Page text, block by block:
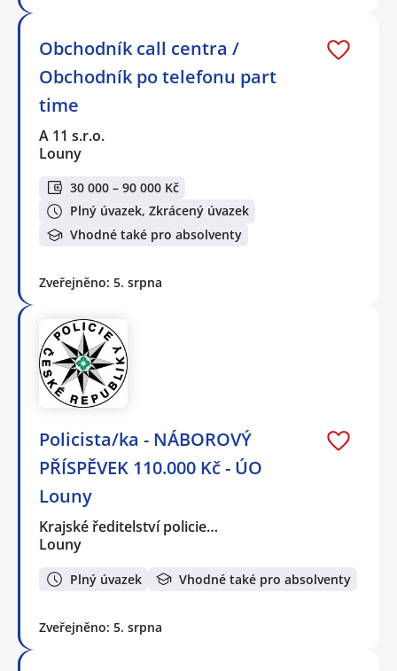
Obchodník call centra /
Obchodník po telefonu part
time
A 11 s.r.o.
Louny
30 000 – 90 000 Kč
Plný úvazek, Zkrácený úvazek
Vhodné také pro absolventy
Zveřejněno: 5. srpna
Policista/ka - NÁBOROVÝ
PŘÍSPĚVEK 110.000 Kč - ÚO
Louny
Krajské ředitelství policie…
Louny
Plný úvazek Vhodné také pro absolventy
Zveřejněno: 5. srpna